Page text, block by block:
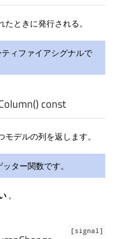
ときに発行される。
ィファイアシグナルで
() const
デルの列を返します。
ター関数です。
。
[signal]